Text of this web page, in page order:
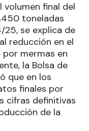
final del
toneladas
se explica de
reducción en el
mermas en
la Bolsa de
que en los
finales por
cifras definitivas
de la